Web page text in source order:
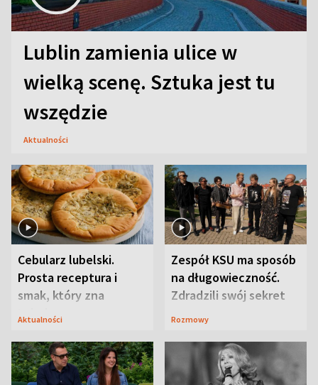
Lublin zamienia ulice w
wielką scenę. Sztuka jest tu
wszędzie
Aktualności
Cebularz lubelski.
Prosta receptura i
smak, który zna
Lubelszczyzna
Aktualności
Zespół KSU ma sposób
na długowieczność.
Zdradzili swój sekret
Rozmowy